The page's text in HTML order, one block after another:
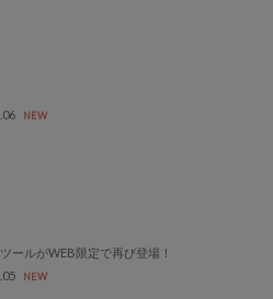
NEW
ールがWEB限定で再び登場！
NEW